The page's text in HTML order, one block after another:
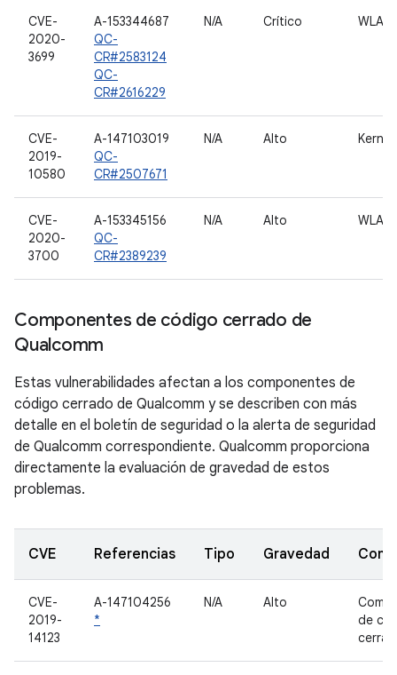
CVE-
2020-
3699
A-153344687
QC-
CR#2583124
QC-
CR#2616229
N/A Crítico WLAN
CVE-
2019-
10580
A-147103019
QC-
CR#2507671
N/A Alto Kernel
CVE-
2020-
3700
A-153345156
QC-
CR#2389239
N/A Alto WLAN
Componentes de código cerrado de
Qualcomm
Estas vulnerabilidades afectan a los componentes de
código cerrado de Qualcomm y se describen con más
detalle en el boletín de seguridad o la alerta de seguridad
de Qualcomm correspondiente. Qualcomm proporciona
directamente la evaluación de gravedad de estos
problemas.
CVE Referencias Tipo Gravedad
CVE-
2019-
14123
A-147104256
*
N/A Alto
de